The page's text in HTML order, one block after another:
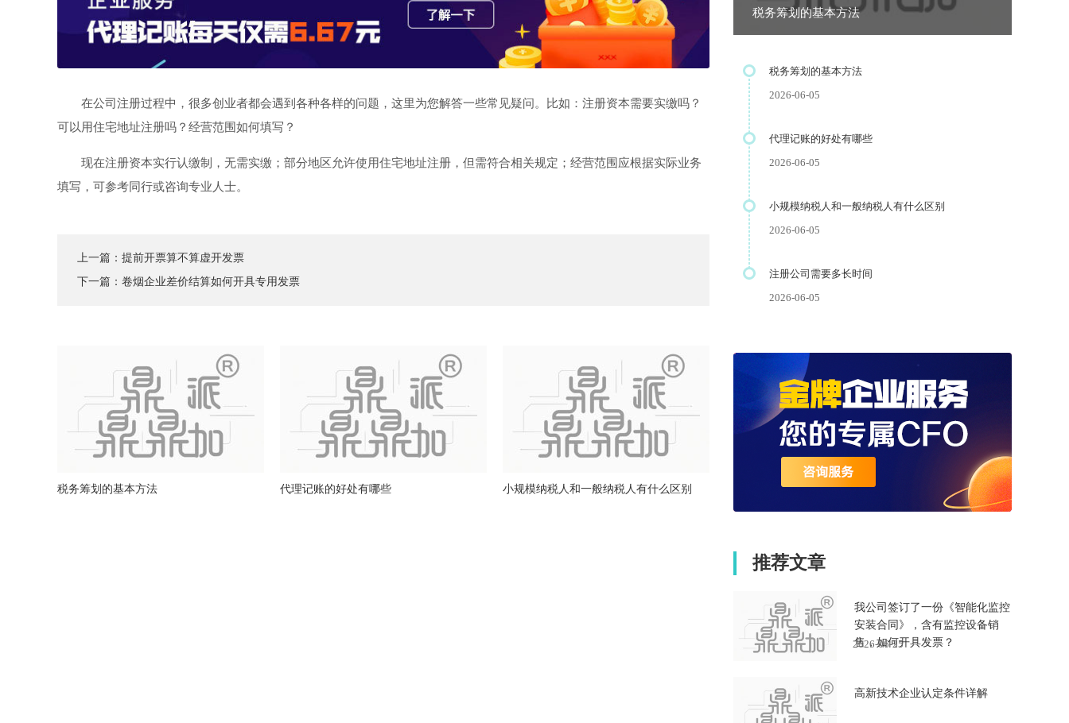
在公司注册过程中，很多创业者都会遇到各种各样的问题，这里为您解答一些常见疑问。比如：注册资本需要实缴吗？
可以用住宅地址注册吗？经营范围如何填写？
现在注册资本实行认缴制，无需实缴；部分地区允许使用住宅地址注册，但需符合相关规定；经营范围应根据实际业务
填写，可参考同行或咨询专业人士。
上一篇： 提前开票算不算虚开发票
下一篇： 卷烟企业差价结算如何开具专用发票
税务筹划的基本方法 代理记账的好处有哪些 小规模纳税人和一般纳税人有什么区别
税务筹划的基本方法
税务筹划的基本方法
2026-06-05
代理记账的好处有哪些
2026-06-05
小规模纳税人和一般纳税人有什么区别
2026-06-05
注册公司需要多长时间
2026-06-05
推荐文章
我公司签订了一份《智能化监控
安装合同》，含有监控设备销
售，如何开具发票？
2026-06-25
高新技术企业认定条件详解